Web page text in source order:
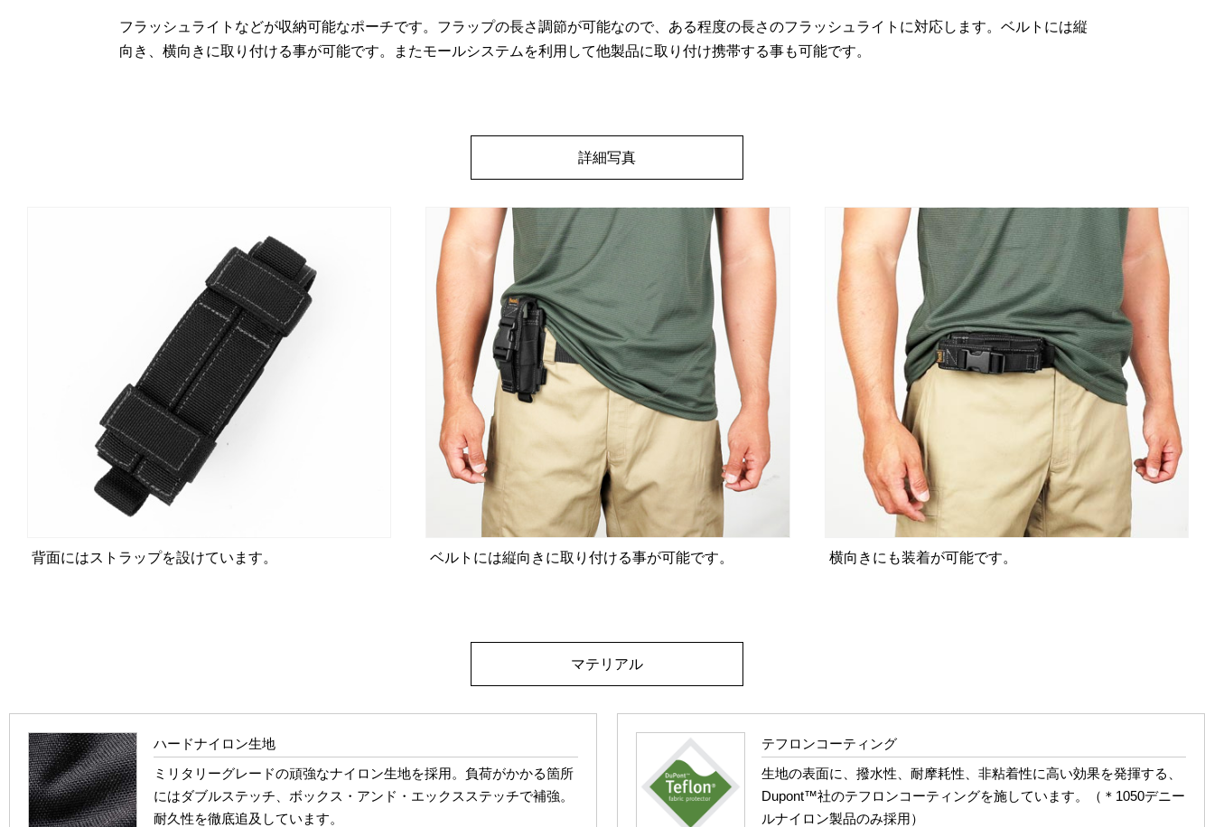
フラッシュライトなどが収納可能なポーチです。フラップの長さ調節が可能なので、ある程度の長さのフラッシュライトに対応します。ベルトには縦
向き、横向きに取り付ける事が可能です。またモールシステムを利用して他製品に取り付け携帯する事も可能です。
詳細写真
背面にはストラップを設けています。 ベルトには縦向きに取り付ける事が可能です。 横向きにも装着が可能です。
マテリアル
ハードナイロン生地
ミリタリーグレードの頑強なナイロン生地を採用。負荷がかかる箇所
にはダブルステッチ、ボックス・アンド・エックスステッチで補強。
耐久性を徹底追及しています。
テフロンコーティング
生地の表面に、撥水性、耐摩耗性、非粘着性に高い効果を発揮する、
Dupont™社のテフロンコーティングを施しています。（＊1050デニー
ルナイロン製品のみ採用）